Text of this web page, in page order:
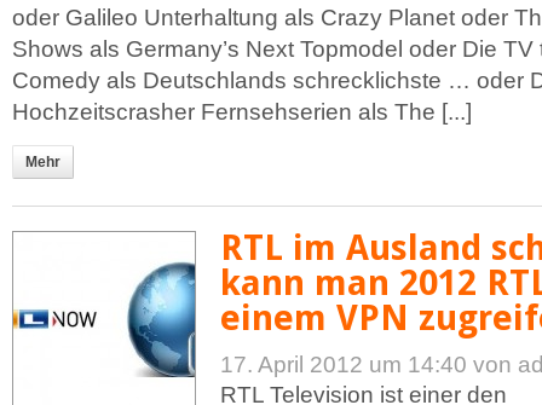
oder Galileo Unterhaltung als Crazy Planet oder
Shows als Germany’s Next Topmodel oder Die TV
Comedy als Deutschlands schrecklichste … oder
Hochzeitscrasher Fernsehserien als The [...]
Mehr
RTL im Ausland
kann man 2012
einem VPN
17. April 2012 um 14:40 von
RTL Television ist einer den